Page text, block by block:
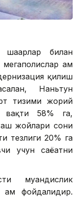
билан
ҳам
қилиш
Наньтун
тизими жорий
вақти 58% га,
жойлари сони
тезлиги 20% га
учун саёҳатни
муҳандислик
фойдалидир.